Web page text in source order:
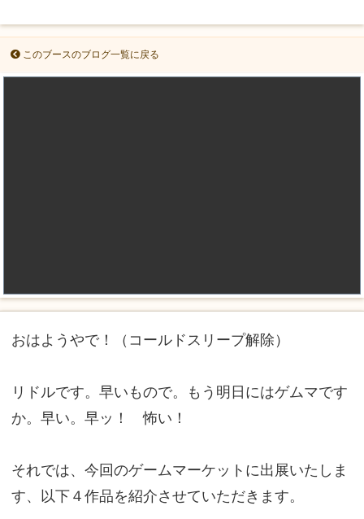
このブースのブログ一覧に戻る
おはようやで！（コールドスリープ解除）
リドルです。早いもので。もう明日にはゲムマです
か。早い。早ッ！ 怖い！
それでは、今回のゲームマーケットに出展いたしま
す、以下４作品を紹介させていただきます。